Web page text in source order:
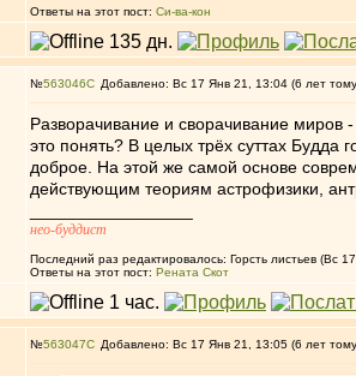
Ответы на этот пост: Си-ва-кон
№563046 Добавлено: Вс 17 Янв 21, 13:04 (6 лет
Разворачивание и сворачивание миров
это понять? В целых трёх суттах Будда
доброе. На этой же самой основе
действующим теориям астрофизики,
нео-буддист
Последний раз редактировалось: Горсть листьев (Вс
Ответы на этот пост: Рената Скот
№563047 Добавлено: Вс 17 Янв 21, 13:05 (6 лет